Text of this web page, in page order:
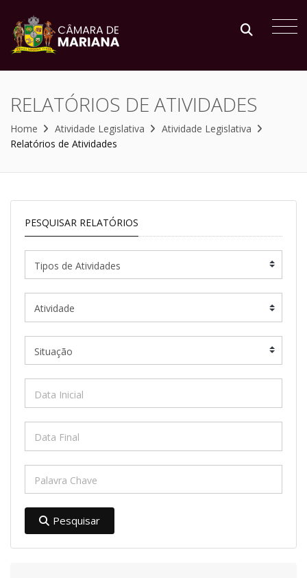
RELATÓRIOS DE ATIVIDADES
Home Atividade Legislativa
Atividade Legislativa
Relatórios de Atividades
PESQUISAR RELATÓRIOS
Pesquisar